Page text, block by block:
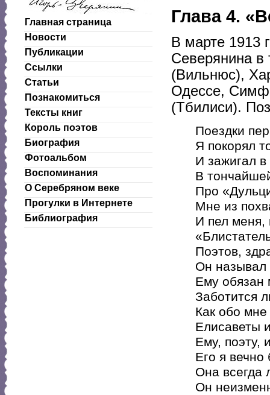
Главная страница
Новости
Публикации
Ссылки
Статьи
Познакомиться
Тексты книг
Король поэтов
Биография
Фотоальбом
Воспоминания
О Серебряном веке
Прогулки в Интернете
Библиография
Глава 4.
В марте 1913
Северянина в
(Вильнюс),
Одессе,
(Тбилиси).
Поездки
Я покорял
И зажигал в
В
Про
Мне из
И пел меня,
Поэтов,
Он называл
Ему
Заботится
Как обо мне
Елисаветы
Ему, поэту,
Его я вечно
Она всегда
Он